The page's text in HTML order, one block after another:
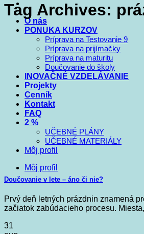
O nás
PONUKA KURZOV
Príprava na Testovanie 9
Príprava na prijímačky
Príprava na maturitu
Doučovanie do školy
INOVAČNÉ VZDELÁVANIE
Projekty
Cenník
Kontakt
FAQ
2 %
UČEBNÉ PLÁNY
UČEBNÉ MATERIÁLY
Môj profil
Môj profil
Tag Archives:
Doučovanie v lete – áno či nie?
Prvý deň letných prázdnin znamená
začiatok zabúdacieho procesu.
31